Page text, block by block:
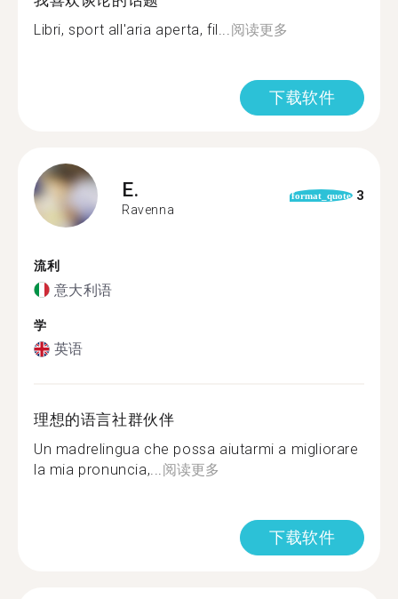
Libri, sport all'aria aperta, fil...阅读更多
下载软件
E.
Ravenna
format_quote 3
流利
意大利语
学
英语
理想的语言社群伙伴
Un madrelingua che possa aiutarmi a migliorare
la mia pronuncia,...阅读更多
下载软件